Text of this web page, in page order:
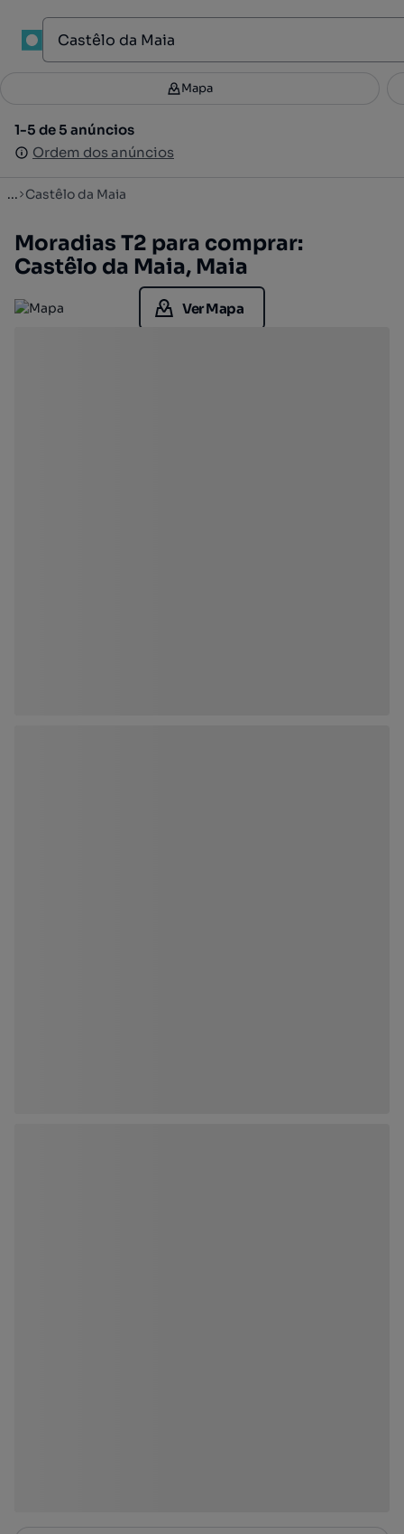
Filtros 3
1-5 de 5 anúncios
Ordem dos anúncios
Mapa
1-5 de 5 anúncios
Ordem dos anúncios
... Castêlo da Maia
Moradias T2 para comprar:
Castêlo da Maia, Maia
Ver Mapa